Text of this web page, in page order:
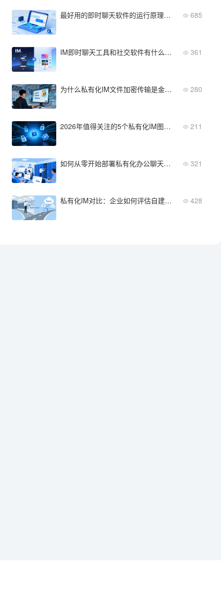
最好用的即时聊天软件的运行原理与技术实现方式详解 685
IM即时聊天工具和社交软件有什么本质区别？ 361
为什么私有化IM文件加密传输是金融行业合规的必选项？ 280
2026年值得关注的5个私有化IM图纸加密解决方案清单 211
如何从零开始部署私有化办公聊天系统：2026年企业安全通讯操作指南 321
私有化IM对比：企业如何评估自建与SaaS模式的核心差异？ 428